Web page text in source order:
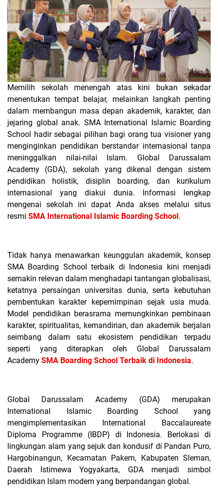
Memilih sekolah menengah atas kini bukan sekadar
menentukan tempat belajar, melainkan langkah penting
dalam membangun masa depan akademik, karakter, dan
jejaring global anak. SMA International Islamic Boarding
School hadir sebagai pilihan bagi orang tua visioner yang
menginginkan pendidikan berstandar internasional tanpa
meninggalkan nilai-nilai Islam. Global Darussalam
Academy (GDA), sekolah yang dikenal dengan sistem
pendidikan holistik, disiplin boarding, dan kurikulum
internasional yang diakui dunia. Informasi lengkap
mengenai sekolah ini dapat Anda akses melalui situs
resmi SMA International Islamic Boarding School.
Tidak hanya menawarkan keunggulan akademik, konsep
SMA Boarding School terbaik di Indonesia kini menjadi
semakin relevan dalam menghadapi tantangan globalisasi,
ketatnya persaingan universitas dunia, serta kebutuhan
pembentukan karakter kepemimpinan sejak usia muda.
Model pendidikan berasrama memungkinkan pembinaan
karakter, spiritualitas, kemandirian, dan akademik berjalan
seimbang dalam satu ekosistem pendidikan terpadu
seperti yang diterapkan oleh Global Darussalam
Academy SMA Boarding School Terbaik di Indonesia.
Global Darussalam Academy (GDA) merupakan
International Islamic Boarding School yang
mengimplementasikan International Baccalaureate
Diploma Programme (IBDP) di Indonesia. Berlokasi di
lingkungan alam yang sejuk dan kondusif di Pandan Puro,
Hargobinangun, Kecamatan Pakem, Kabupaten Sleman,
Daerah Istimewa Yogyakarta, GDA menjadi simbol
pendidikan Islam modern yang berpandangan global.